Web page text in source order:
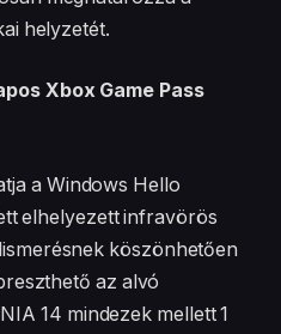
helyzetét.
Xbox Game Pass
a Windows Hello
elhelyezett infravörös
köszönhetően
az alvó
14 mindezek mellett 1